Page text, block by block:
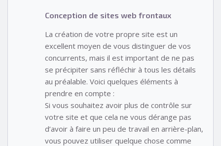
Conception de sites web frontaux
La création de votre propre site est un
excellent moyen de vous distinguer de vos
concurrents, mais il est important de ne pas
se précipiter sans réfléchir à tous les détails
au préalable. Voici quelques éléments à
prendre en compte :
Si vous souhaitez avoir plus de contrôle sur
votre site et que cela ne vous dérange pas
d’avoir à faire un peu de travail en arrière-plan,
vous pouvez utiliser quelque chose comme